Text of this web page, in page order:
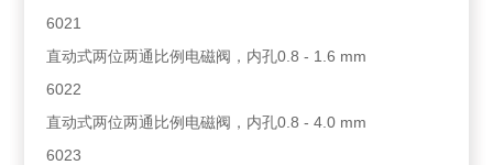
6021
直动式两位两通比例电磁阀，内孔0.8 - 1.6 mm
6022
直动式两位两通比例电磁阀，内孔0.8 - 4.0 mm
6023